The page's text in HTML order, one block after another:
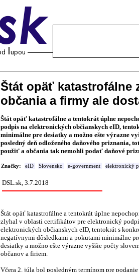
Štát opäť katastrofálne
občania a firmy ale
Štát opäť katastrofálne a tentokrát úplne
podpis na elektronických občianskych eID,
minimálne pre desiatky a možno ešte výrazne
posledný deň odloženého daňového priznania,
použiť a občania tak nemohli podať daňové
Značky: eID Slovensko e-government elektronický
DSL.sk, 3.7.2018
Štát opäť katastrofálne a tentokrát úplne
zlyhal v oblasti certifikátov pre elektronický
elektronických občianskych eID, tentokrát s
negatívnymi dôsledkami a pokutami minimálne
desiatky a možno ešte výrazne vyššie počty
občanov a firiem.
Včera 2. júla bol posledným termínom pre podanie